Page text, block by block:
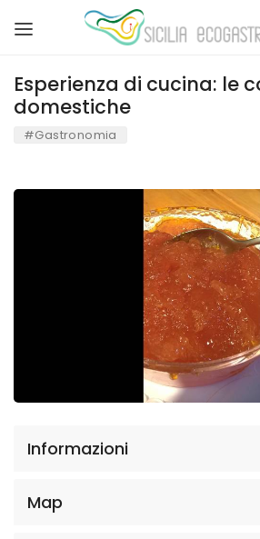
Esperienza di cucina: le
domestiche
#Gastronomia
Informazioni
Map